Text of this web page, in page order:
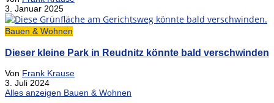
3. Januar 2025
Bauen & Wohnen
Dieser kleine Park in Reudnitz könnte bald verschwinden
Von Frank Krause
3. Juli 2024
Alles anzeigen Bauen & Wohnen